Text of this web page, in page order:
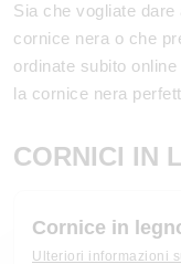
Sia che vogliate
cornice nera o che
ordinate subito
la cornice nera
CORNICI IN
Cornice in
Ulteriori informazioni